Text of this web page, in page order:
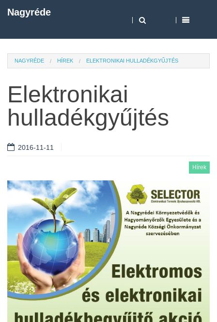
Nagyréde
NAGYRÉDE HÍREK ELEKTRONIKAI HULLADÉKGYŰJTÉS
Elektronikai
hulladékgyűjtés
2016-11-11
Hírek